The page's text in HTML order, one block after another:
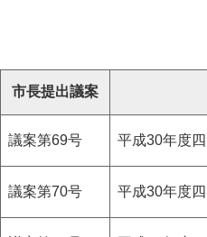
市長提出議案
議案第69号 平成30年度
議案第70号 平成30年度